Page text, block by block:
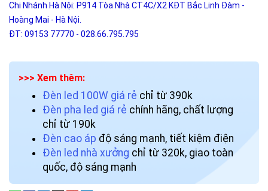
Chi Nhánh Hà Nội: P914 Tòa Nhà CT4C/X2 KĐT Bắc Linh Đàm -
Hoàng Mai - Hà Nội.
ĐT: 09153 77770 - 028.66.795.795
>>> Xem thêm:
Đèn led 100W giá rẻ chỉ từ 390k
Đèn pha led giá rẻ chính hãng, chất lượng
chỉ từ 190k
Đèn cao áp độ sáng mạnh, tiết kiệm điện
Đèn led nhà xưởng chỉ từ 320k, giao toàn
quốc, độ sáng mạnh